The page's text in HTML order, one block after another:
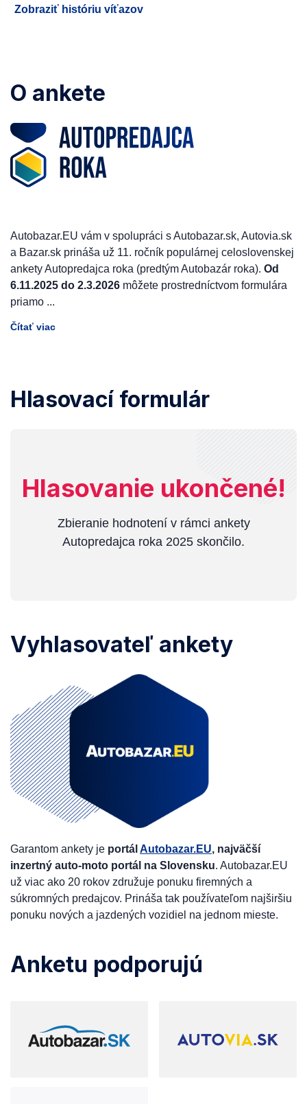
Zobraziť históriu víťazov
O ankete
Autobazar.EU vám v spolupráci s Autobazar.sk, Autovia.sk
a Bazar.sk prináša už 11. ročník populárnej celoslovenskej
ankety Autopredajca roka (predtým Autobazár roka). Od
6.11.2025 do 2.3.2026 môžete prostredníctvom formulára
priamo ...
Čítať viac
Hlasovací formulár
Hlasovanie ukončené!
Zbieranie hodnotení v rámci ankety
Autopredajca roka 2025 skončilo.
Vyhlasovateľ ankety
Garantom ankety je portál Autobazar.EU, najväčší
inzertný auto-moto portál na Slovensku. Autobazar.EU
už viac ako 20 rokov združuje ponuku firemných a
súkromných predajcov. Prináša tak používateľom najširšiu
ponuku nových a jazdených vozidiel na jednom mieste.
Anketu podporujú